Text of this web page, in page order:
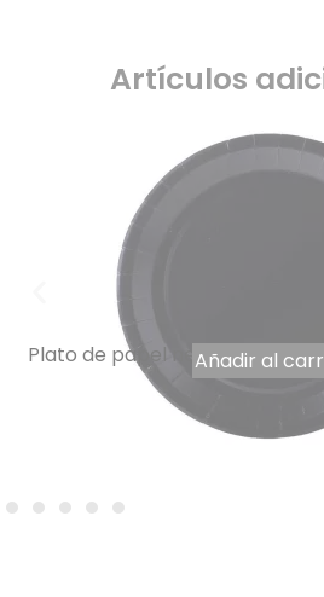
Artículos
Plato de papel negro 18 cm por
Añadir al